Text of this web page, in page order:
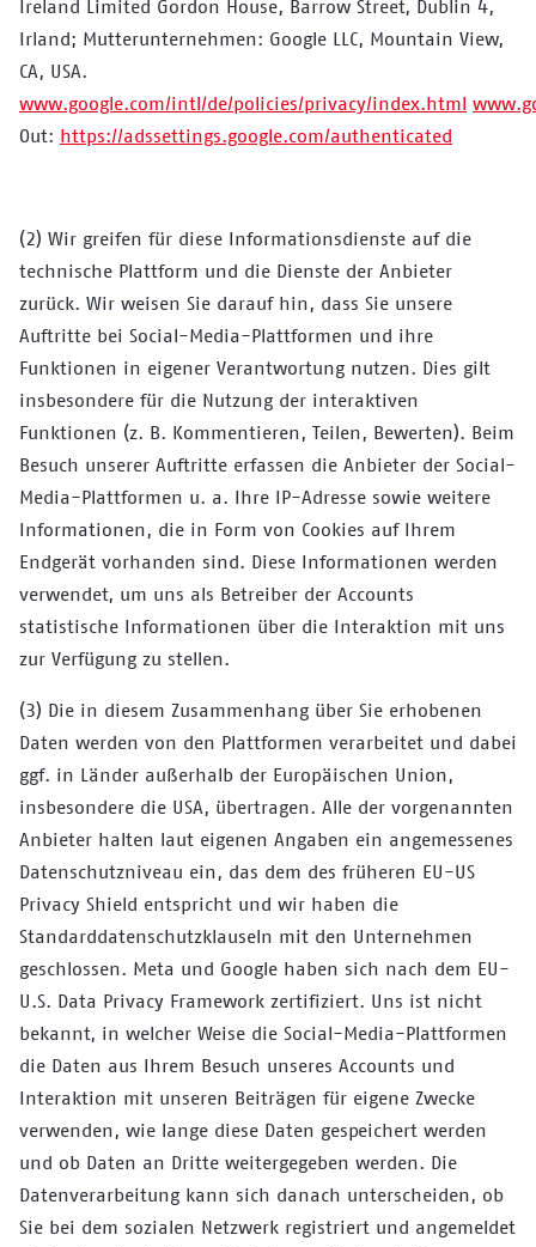
Ireland Limited Gordon House, Barrow Street, Dublin 4,
Irland; Mutterunternehmen: Google LLC, Mountain View,
CA, USA.
www.google.com/intl/de/policies/privacy/index.html
Out: https://adssettings.google.com/authenticated
(2) Wir greifen für diese Informationsdienste auf die
technische Plattform und die Dienste der Anbieter
zurück. Wir weisen Sie darauf hin, dass Sie unsere
Auftritte bei Social-Media-Plattformen und ihre
Funktionen in eigener Verantwortung nutzen. Dies gilt
insbesondere für die Nutzung der interaktiven
Funktionen (z. B. Kommentieren, Teilen, Bewerten). Beim
Besuch unserer Auftritte erfassen die Anbieter der Social-
Media-Plattformen u. a. Ihre IP-Adresse sowie weitere
Informationen, die in Form von Cookies auf Ihrem
Endgerät vorhanden sind. Diese Informationen werden
verwendet, um uns als Betreiber der Accounts
statistische Informationen über die Interaktion mit uns
zur Verfügung zu stellen.
(3) Die in diesem Zusammenhang über Sie erhobenen
Daten werden von den Plattformen verarbeitet und dabei
ggf. in Länder außerhalb der Europäischen Union,
insbesondere die USA, übertragen. Alle der vorgenannten
Anbieter halten laut eigenen Angaben ein angemessenes
Datenschutzniveau ein, das dem des früheren EU-US
Privacy Shield entspricht und wir haben die
Standarddatenschutzklauseln mit den Unternehmen
geschlossen. Meta und Google haben sich nach dem EU-
U.S. Data Privacy Framework zertifiziert. Uns ist nicht
bekannt, in welcher Weise die Social-Media-Plattformen
die Daten aus Ihrem Besuch unseres Accounts und
Interaktion mit unseren Beiträgen für eigene Zwecke
verwenden, wie lange diese Daten gespeichert werden
und ob Daten an Dritte weitergegeben werden. Die
Datenverarbeitung kann sich danach unterscheiden, ob
Sie bei dem sozialen Netzwerk registriert und angemeldet